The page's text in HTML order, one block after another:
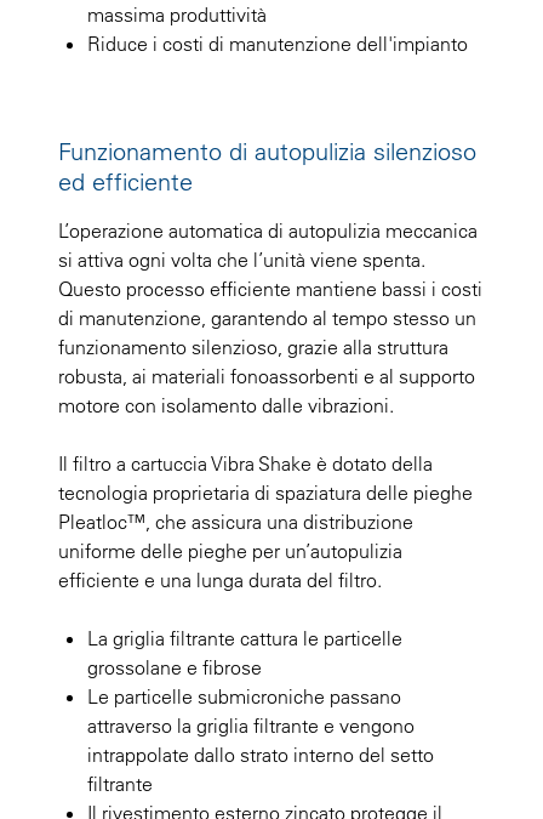
massima produttività
Riduce i costi di manutenzione dell'impianto
Funzionamento di autopulizia silenzioso
ed efficiente
L’operazione automatica di autopulizia meccanica
si attiva ogni volta che l’unità viene spenta.
Questo processo efficiente mantiene bassi i costi
di manutenzione, garantendo al tempo stesso un
funzionamento silenzioso, grazie alla struttura
robusta, ai materiali fonoassorbenti e al supporto
motore con isolamento dalle vibrazioni.
Il filtro a cartuccia Vibra Shake è dotato della
tecnologia proprietaria di spaziatura delle pieghe
Pleatloc™, che assicura una distribuzione
uniforme delle pieghe per un’autopulizia
efficiente e una lunga durata del filtro.
La griglia filtrante cattura le particelle
grossolane e fibrose
Le particelle submicroniche passano
attraverso la griglia filtrante e vengono
intrappolate dallo strato interno del setto
filtrante
Il rivestimento esterno zincato protegge il